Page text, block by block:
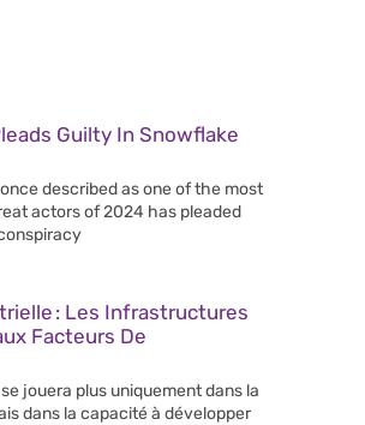
Guilty In Snowflake
described as one of the most
actors of 2024 has pleaded
: Les Infrastructures
Facteurs De
jouera plus uniquement dans la
dans la capacité à développer